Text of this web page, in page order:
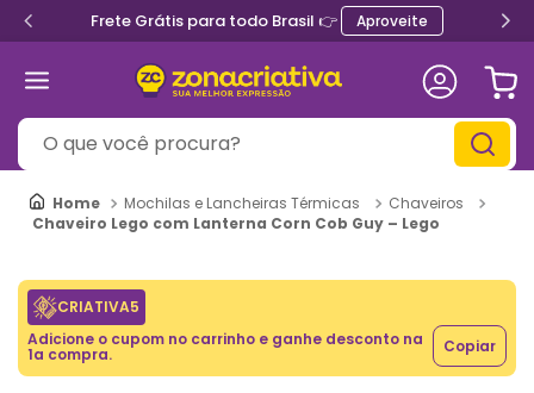
Frete Grátis para todo Brasil 👉 Aproveite
O que você procura?
Mochilas e Lancheiras Térmicas
Chaveiros
Chaveiro Lego com Lanterna Corn Cob Guy – Lego
CRIATIVA5
Adicione o cupom no carrinho e ganhe desconto na
1a compra. Copiar